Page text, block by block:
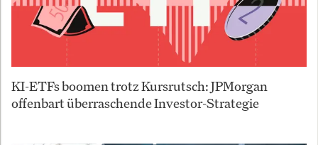
KI-ETFs boomen trotz Kursrutsch: JPMorgan
offenbart überraschende Investor-Strategie